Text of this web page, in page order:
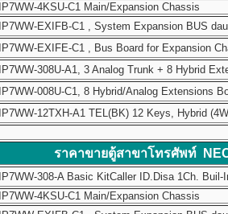
IP7WW-4KSU-C1 Main/Expansion Chassis
IP7WW-EXIFB-C1 , System Expansion BUS
IP7WW-EXIFE-C1 , Bus Board for Expansion
IP7WW-308U-A1, 3 Analog Trunk + 8 Hybrid
IP7WW-008U-C1, 8 Hybrid/Analog Extensions
IP7WW-12TXH-A1 TEL(BK) 12 Keys, Hybrid
ราคาขายตู้สาขาโทรศัพท์
IP7WW-308-A Basic KitCaller ID.Disa 1Ch.
IP7WW-4KSU-C1 Main/Expansion Chassis